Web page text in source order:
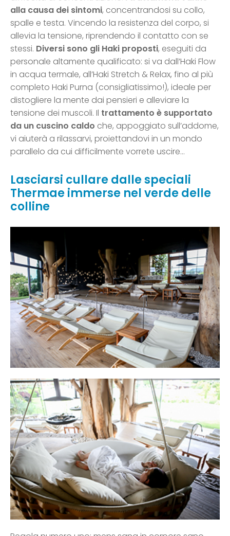
alla causa dei sintomi, concentrandosi su collo,
spalle e testa. Vincendo la resistenza del corpo, si
allevia la tensione, riprendendo il contatto con se
stessi. Diversi sono gli Haki proposti, eseguiti da
personale altamente qualificato: si va dall’Haki Flow
in acqua termale, all’Haki Stretch & Relax, fino al più
completo Haki Purna (consigliatissimo!), ideale per
distogliere la mente dai pensieri e alleviare la
tensione dei muscoli. Il trattamento è supportato
da un cuscino caldo che, appoggiato sull’addome,
vi aiuterà a rilassarvi, proiettandovi in un mondo
parallelo da cui difficilmente vorrete uscire…
Lasciarsi cullare dalle speciali
Thermae immerse nel verde delle
colline